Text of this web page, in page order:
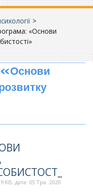
>
«Основи
«Основи
KB, дата: 05 Тра. 2020